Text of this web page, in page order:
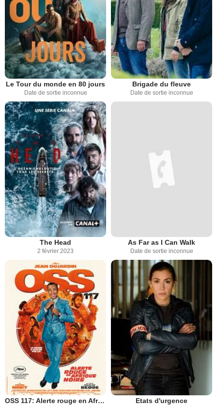
Le Tour du monde en 80 jours
Date de sortie inconnue
Brigade du fleuve
Date de sortie inconnue
The Head
2 février 2023
As Far as I Can Walk
Date de sortie inconnue
OSS 117: Alerte rouge en Afrique noire Etats d'urgence